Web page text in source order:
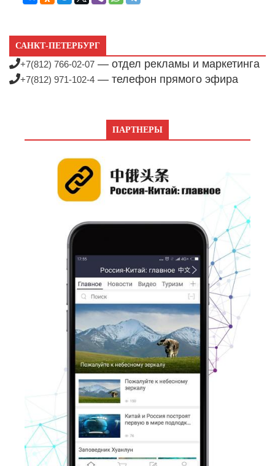
САНКТ-ПЕТЕРБУРГ
+7(812) 766-02-07 — отдел рекламы и маркетинга
+7(812) 971-102-4 — телефон прямого эфира
ПАРТНЕРЫ